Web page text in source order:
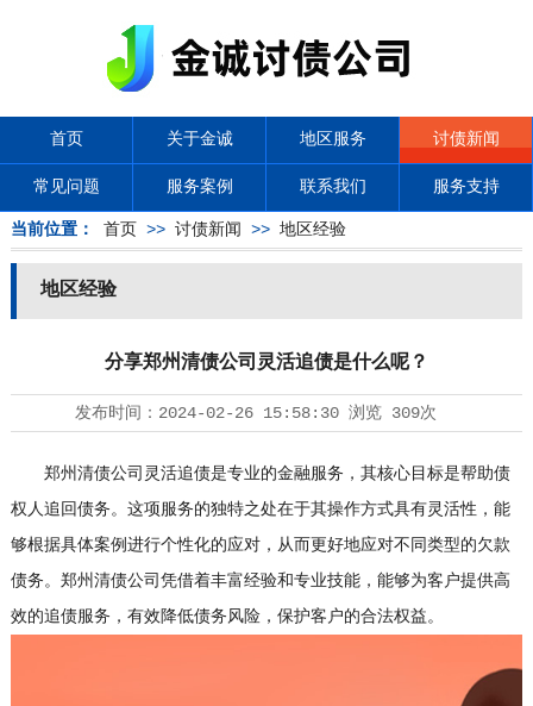
首页 关于金诚 地区服务 讨债新闻
常见问题 服务案例 联系我们 服务支持
当前位置： 首页 >> 讨债新闻 >> 地区经验
地区经验
分享郑州清债公司灵活追债是什么呢？
发布时间： 2024-02-26 15:58:30浏览 309次
郑州清债公司灵活追债是专业的金融服务，其核心目标是帮助债
权人追回债务。这项服务的独特之处在于其操作方式具有灵活性，能
够根据具体案例进行个性化的应对，从而更好地应对不同类型的欠款
债务。郑州清债公司凭借着丰富经验和专业技能，能够为客户提供高
效的追债服务，有效降低债务风险，保护客户的合法权益。